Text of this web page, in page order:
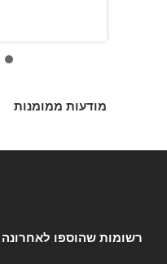
מודעות ממומנות
רשומות שהוספו לאחרונה